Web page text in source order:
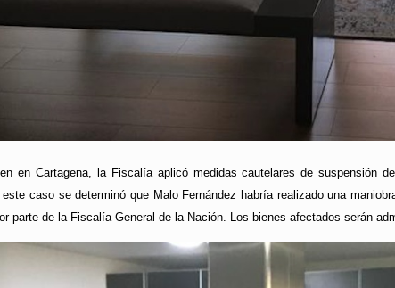
en Cartagena, la Fiscalía aplicó medidas cautelares de suspensión
caso se determinó que Malo Fernández habría realizado una
parte de la Fiscalía General de la Nación. Los bienes afectados serán